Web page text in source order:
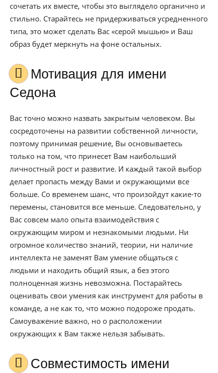
сочетать их вместе, чтобы это выглядело органично и
стильно. Старайтесь не придерживаться усредненного
типа, это может сделать Вас «серой мышью» и Ваш
образ будет меркнуть на фоне остальных.
Мотивация для имени
Седона
Вас точно можно назвать закрытым человеком. Вы
сосредоточены на развитии собственной личности,
поэтому принимая решение, Вы основываетесь
только на том, что принесет Вам наибольший
личностный рост и развитие. И каждый такой выбор
делает пропасть между Вами и окружающими все
больше. Со временем шанс, что произойдут какие-то
перемены, становится все меньше. Следовательно, у
Вас совсем мало опыта взаимодействия с
окружающим миром и незнакомыми людьми. Ни
огромное количество знаний, теории, ни наличие
интеллекта не заменят Вам умение общаться с
людьми и находить общий язык, а без этого
полноценная жизнь невозможна. Постарайтесь
оценивать свои умения как инструмент для работы в
команде, а не как то, что можно подороже продать.
Самоуважение важно, но о расположении
окружающих к Вам также нельзя забывать.
Совместимость имени